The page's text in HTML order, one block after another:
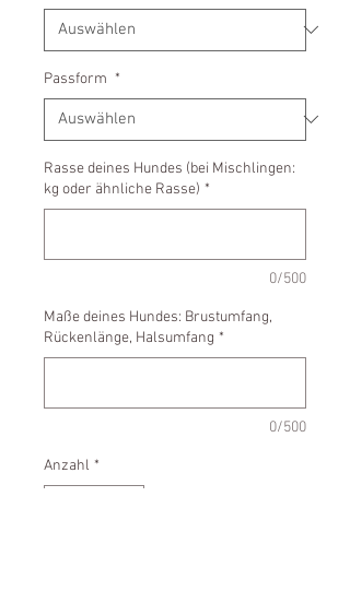
Passform *
Rasse deines Hundes (bei Mischlingen:
kg oder ähnliche Rasse) *
0/500
Maße deines Hundes: Brustumfang,
Rückenlänge, Halsumfang *
0/500
Anzahl *